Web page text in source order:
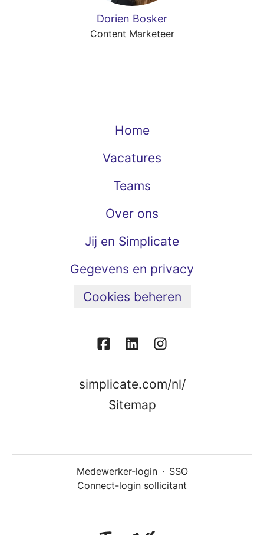
Dorien Bosker
Content Marketeer
Home
Vacatures
Teams
Over ons
Jij en Simplicate
Gegevens en privacy
Cookies beheren
simplicate.com/nl/
Sitemap
Medewerker-login · SSO
Connect-login sollicitant